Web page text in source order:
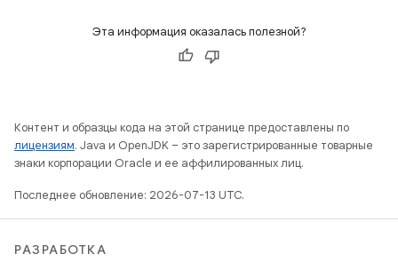
Эта информация оказалась полезной?
Контент и образцы кода на этой странице предоставлены по
лицензиям. Java и OpenJDK – это зарегистрированные товарные
знаки корпорации Oracle и ее аффилированных лиц.
Последнее обновление: 2026-07-13 UTC.
РАЗРАБОТКА